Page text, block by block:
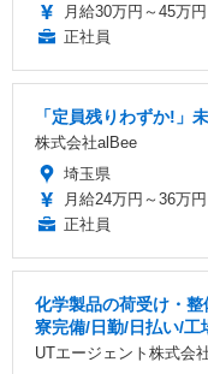
月給30万円～45万円
正社員
「定員残りわずか!」
株式会社alBee
埼玉県
月給24万円～36万円
正社員
化学製品の荷受け・
寮完備/日勤/日払い/工
UTエージェント株式会